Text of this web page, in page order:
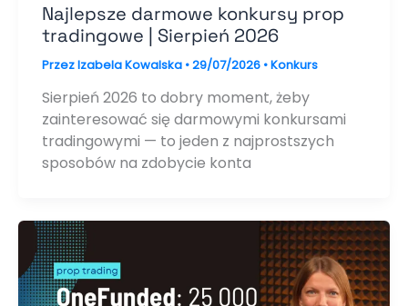
Najlepsze darmowe konkursy prop
tradingowe | Sierpień 2026
PrzezIzabela Kowalska •29/07/2026 •Konkurs
Sierpień 2026 to dobry moment, żeby
zainteresować się darmowymi konkursami
tradingowymi — to jeden z najprostszych
sposobów na zdobycie konta